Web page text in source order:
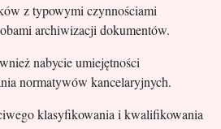
z typowymi czynnościami
archiwizacji dokumentów.
nabycie umiejętności
normatywów kancelaryjnych.
klasyfikowania i kwalifikowania